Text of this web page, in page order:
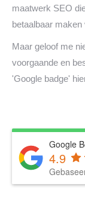
maatwerk SEO
betaalbaar
Maar geloof me
voorgaande en
'Google badge'
Google
4.9